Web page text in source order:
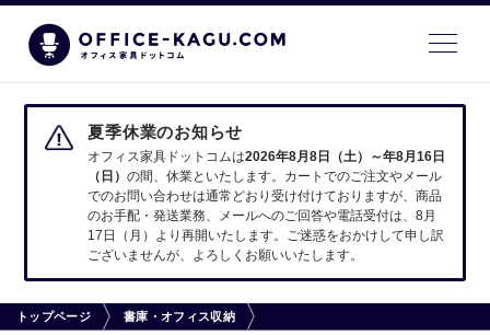
夏季休業のお知らせ
オフィス家具ドットコムは2026年8月8日（土）～年8月16日
（日）の間、休業といたします。カートでのご注文やメール
でのお問い合わせは通常どおり受け付けておりますが、商品
のお手配・発送業務、メールへのご回答や電話受付は、8月
17日（月）より再開いたします。ご迷惑をおかけして申し訳
ございませんが、よろしくお願いいたします。
トップページ 書庫・オフィス収納